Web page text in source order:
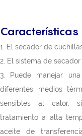
1. El secador de
2. El sistema de
3. Puede manejar
diferentes medios
sensibles al calor,
tratamiento a alta
aceite de